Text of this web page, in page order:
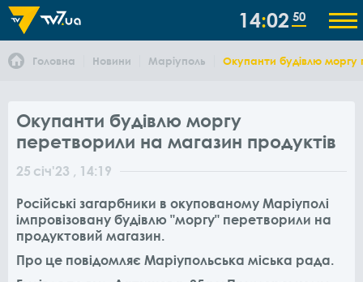
14 02 50
Головна Новини Маріуполь Окупанти будівлю моргу
Окупанти будівлю моргу
перетворили на магазин продуктів
25 січ'23 , 14:19
Російські загарбники в окупованому Маріуполі
імпровізовану будівлю "моргу" перетворили на
продуктовий магазин.
Про це повідомляє Маріупольська міська рада.